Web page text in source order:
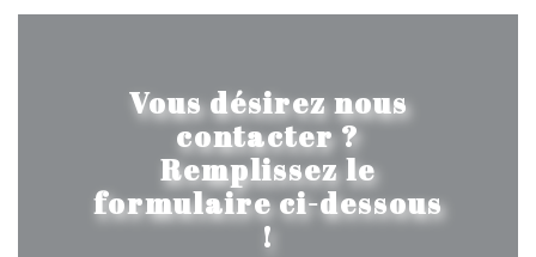
Vous désirez nous
contacter ?
Remplissez le
formulaire ci-dessous
!